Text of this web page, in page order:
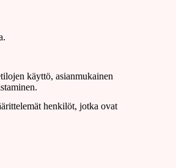
käyttö, asianmukainen
henkilöt, jotka ovat